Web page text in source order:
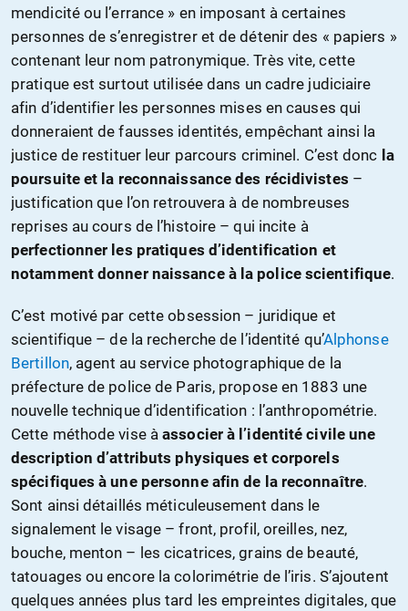
mendicité ou l’errance » en imposant à certaines
personnes de s’enregistrer et de détenir des « papiers »
contenant leur nom patronymique. Très vite, cette
pratique est surtout utilisée dans un cadre judiciaire
afin d’identifier les personnes mises en causes qui
donneraient de fausses identités, empêchant ainsi la
justice de restituer leur parcours criminel. C’est donc la
poursuite et la reconnaissance des récidivistes –
justification que l’on retrouvera à de nombreuses
reprises au cours de l’histoire – qui incite à
perfectionner les pratiques d’identification et
notamment donner naissance à la police scientifique.
C’est motivé par cette obsession – juridique et
scientifique – de la recherche de l’identité qu’Alphonse
Bertillon, agent au service photographique de la
préfecture de police de Paris, propose en 1883 une
nouvelle technique d’identification : l’anthropométrie.
Cette méthode vise àassocier à l’identité civile une
description d’attributs physiques et corporels
spécifiques à une personne afin de la reconnaître.
Sont ainsi détaillés méticuleusement dans le
signalement le visage – front, profil, oreilles, nez,
bouche, menton – les cicatrices, grains de beauté,
tatouages ou encore la colorimétrie de l’iris. S’ajoutent
quelques années plus tard les empreintes digitales, que